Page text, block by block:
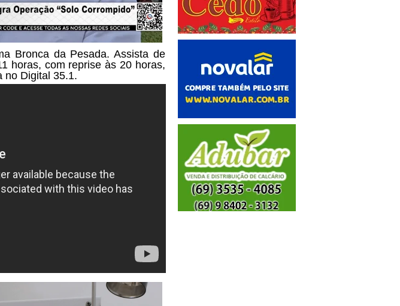
Bronca da Pesada. Assista de
horas, com reprise às 20 horas,
no Digital 35.1.